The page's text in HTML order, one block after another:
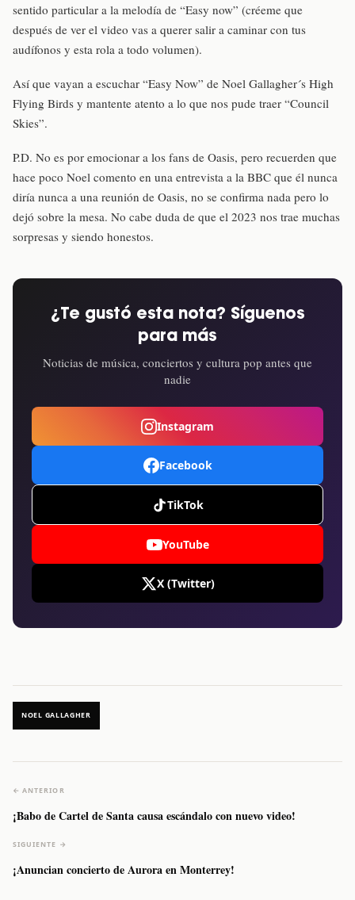
sentido particular a la melodía de “Easy now” (créeme que
después de ver el video vas a querer salir a caminar con tus
audífonos y esta rola a todo volumen).
Así que vayan a escuchar “Easy Now” de Noel Gallagher´s High
Flying Birds y mantente atento a lo que nos pude traer “Council
Skies”.
P.D. No es por emocionar a los fans de Oasis, pero recuerden que
hace poco Noel comento en una entrevista a la BBC que él nunca
diría nunca a una reunión de Oasis, no se confirma nada pero lo
dejó sobre la mesa. No cabe duda de que el 2023 nos trae muchas
sorpresas y siendo honestos.
¿Te gustó esta nota? Síguenos
para más
Noticias de música, conciertos y cultura pop antes que
nadie
Instagram
Facebook
TikTok
YouTube
X (Twitter)
NOEL GALLAGHER
← ANTERIOR
¡Babo de Cartel de Santa causa escándalo con nuevo video!
SIGUIENTE →
¡Anuncian concierto de Aurora en Monterrey!